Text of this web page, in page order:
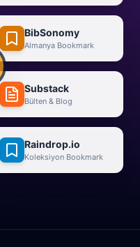
BibSonomy
Almanya Bookmark
Substack
Bülten & Blog
Raindrop.io
Koleksiyon Bookmark